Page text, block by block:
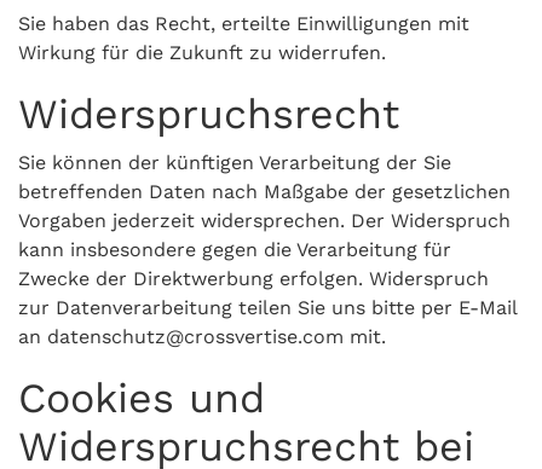
Sie haben das Recht, erteilte Einwilligungen mit
Wirkung für die Zukunft zu widerrufen.
Widerspruchsrecht
Sie können der künftigen Verarbeitung der Sie
betreffenden Daten nach Maßgabe der gesetzlichen
Vorgaben jederzeit widersprechen. Der Widerspruch
kann insbesondere gegen die Verarbeitung für
Zwecke der Direktwerbung erfolgen. Widerspruch
zur Datenverarbeitung teilen Sie uns bitte per E-Mail
an datenschutz@crossvertise.com mit.
Cookies und
Widerspruchsrecht bei